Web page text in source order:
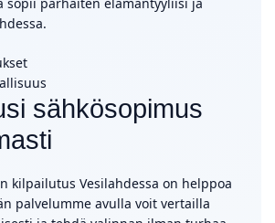
sähkösopimus
kilpailutus Vesilahdessa on helppoa
palvelumme avulla voit vertailla